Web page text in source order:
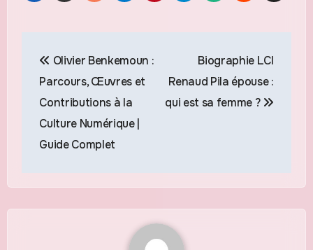
de
l’article
Olivier Benkemoun :
Parcours, Œuvres et
Contributions à la
Culture Numérique |
Guide Complet
Biographie LCI
Renaud Pila épouse :
qui est sa femme ?